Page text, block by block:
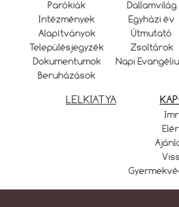
Parókiák
Intézmények
Alapítványok
Településjegyzék
Dokumentumok
Beruházások
Dallamvilág
Egyházi év
Útmutató
Zsoltárok
Napi
LELKIATYA